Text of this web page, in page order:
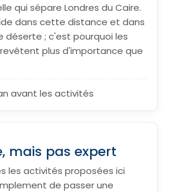
qui sépare Londres du Caire.
dans cette distance et dans
; c'est pourquoi les
plus d'importance que
avant les activités
mais pas expert
les activités proposées ici
de passer une